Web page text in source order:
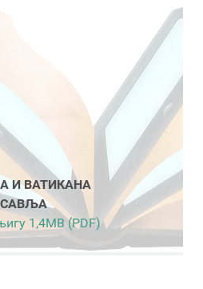
И ВАТИКАНА
1,4MB (PDF)